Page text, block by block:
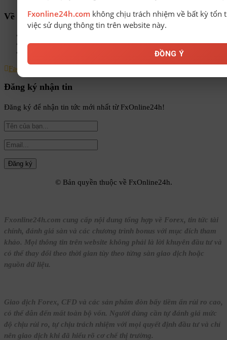
Về chúng tôi
Điều khoản & Điều kiện
Facebook
Đăng ký nhận tin
Đăng ký để nhận tin tức mới nhất từ FxOnline24h!
© Bản quyền thuộc về FxOnline24h.
Fxonline24h.com cung cấp nội dung tổng hợp về Forex, tin tức tài
chính, đánh giá sàn và các chương trình bonus với mục đích tham
khảo. Mọi thông tin trên website không phải là lời khuyên đầu tư và
có thể thay đổi theo thời gian tùy theo từng sàn giao dịch hoặc
nguồn dữ liệu.
Giao dịch Forex, CFD và các sản phẩm đòn bẩy tiềm ẩn rủi ro cao,
có thể dẫn đến mất toàn bộ vốn. Người dùng cần tự đánh giá mức
độ chịu rủi ro, tự chịu trách nhiệm với mọi quyết định đầu tư và chỉ
nên giao dịch khi đã hiểu rõ cơ chế thị trường.
Fxonline24h.com không chịu trách nhiệm về bất kỳ tổn
việc sử dụng thông tin trên website này.
ĐỒNG Ý